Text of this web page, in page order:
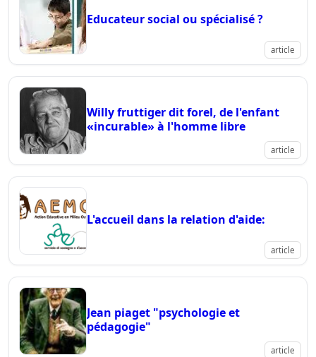
Educateur social ou spécialisé ?
article
Willy fruttiger dit forel, de l'enfant
«incurable» à l'homme libre
article
L'accueil dans la relation d'aide:
article
Jean piaget "psychologie et
pédagogie"
article